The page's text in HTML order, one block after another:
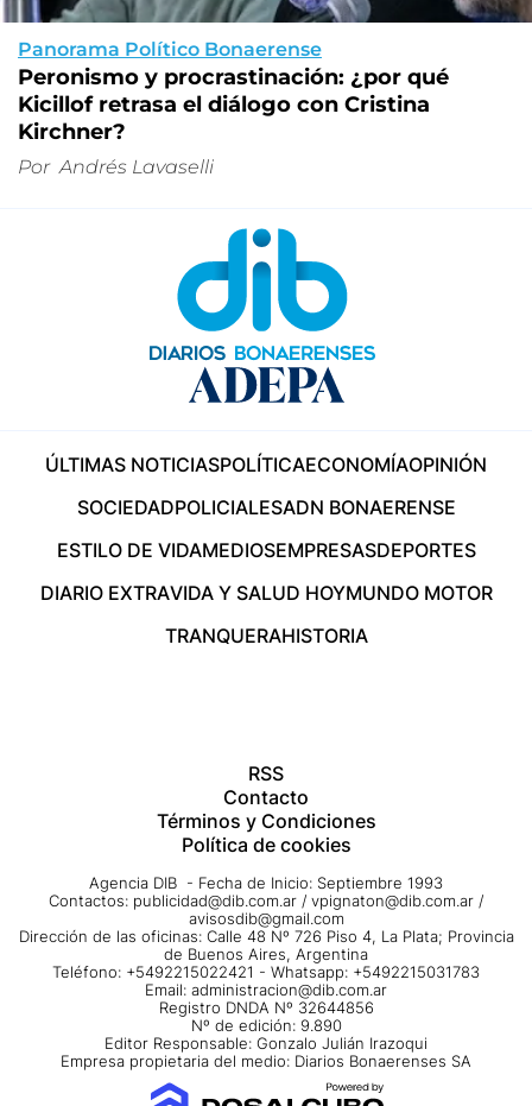
Panorama Político Bonaerense
Peronismo y procrastinación: ¿por qué
Kicillof retrasa el diálogo con Cristina
Kirchner?
Por Andrés Lavaselli
ÚLTIMAS NOTICIASPOLÍTICAECONOMÍAOPINIÓN
SOCIEDADPOLICIALESADN BONAERENSE
ESTILO DE VIDAMEDIOSEMPRESASDEPORTES
DIARIO EXTRAVIDA Y SALUD HOYMUNDO MOTOR
TRANQUERAHISTORIA
RSS
Contacto
Términos y Condiciones
Política de cookies
Agencia DIB - Fecha de Inicio: Septiembre 1993
Contactos: publicidad@dib.com.ar / vpignaton@dib.com.ar /
avisosdib@gmail.com
Dirección de las oficinas: Calle 48 Nº 726 Piso 4, La Plata; Provincia
de Buenos Aires, Argentina
Teléfono: +5492215022421 - Whatsapp: +5492215031783
Email: administracion@dib.com.ar
Registro DNDA Nº 32644856
Nº de edición: 9.890
Editor Responsable: Gonzalo Julián Irazoqui
Empresa propietaria del medio: Diarios Bonaerenses SA